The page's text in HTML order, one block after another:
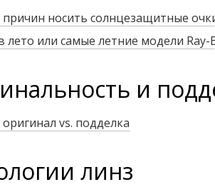
причин носить солнцезащитные
лето или самые летние модели Ray-
и
оригинал vs. подделка
линз